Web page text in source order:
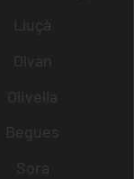
Lluçà
Olvan
Olivella
Begues
Sora